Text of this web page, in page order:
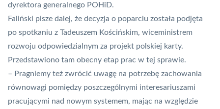
dyrektora generalnego POHiD.
Faliński pisze dalej, że decyzja o poparciu została podjęta
po spotkaniu z Tadeuszem Kościńskim, wiceministrem
rozwoju odpowiedzialnym za projekt polskiej karty.
Przedstawiono tam obecny etap prac w tej sprawie.
– Pragniemy też zwrócić uwagę na potrzebę zachowania
równowagi pomiędzy poszczególnymi interesariuszami
pracującymi nad nowym systemem, mając na względzie